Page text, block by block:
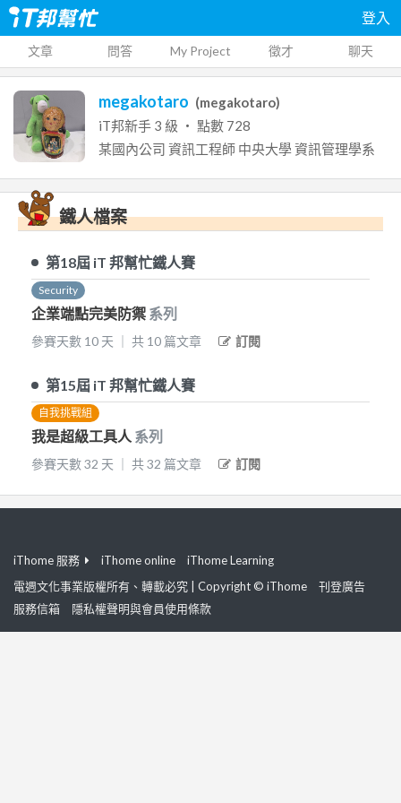
登入
文章 問答 My Project 徵才 聊天
megakotaro (megakotaro)
iT邦新手 3 級 ‧ 點數 728
某國內公司 資訊工程師 中央大學資訊管理學系
鐵人檔案
第15屆 iT 邦幫忙鐵人賽
自我挑戰組
我是超級工具人 系列
參賽天數32 天 共32 篇文章 訂閱
第18屆 iT 邦幫忙鐵人賽
Security
企業端點完美防禦 系列
參賽天數 10 天 共 10 篇文章 訂閱
iThome 服務 iThome online
iThome Learning
電週文化事業版權所有、轉載必究 | Copyright © iThome
刊登廣告
服務信箱
隱私權聲明與會員使用條款